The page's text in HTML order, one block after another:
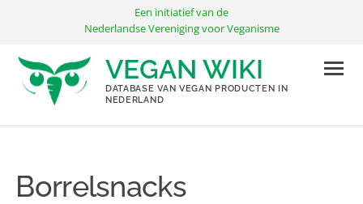
inhoud
Een initiatief van de
Nederlandse Vereniging voor Veganisme
VEGAN WIKI
DATABASE VAN VEGAN PRODUCTEN IN
NEDERLAND
Borrelsnacks